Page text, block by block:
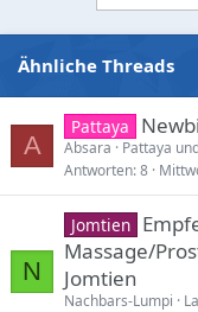
Ähnliche Threads
A
Pattaya
Absara
Pattaya
Antworten 8
N
Jomtien
Massage/
Jomtien
Nachbars-Lumpi